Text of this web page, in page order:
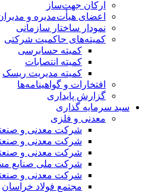
ارکان جهت‌ساز
اعضای هیأت‌مدیره و
نمودار ساختار سازمانی
کمیته‌های حاکمیت شرکتی
کمیته حسابرسی
کمیته انتصابات
کمیته مدیریت ریسک
افتخارات و گواهینامه‌ها
گزارش پایداری
سبد سرمایه گذاری
معدنی و فلزی
شرکت معدنی و
شرکت معدنی و
شرکت معدنی و
شرکت ملی صنایع
شرکت معدنی و
مجتمع فولاد خراسان